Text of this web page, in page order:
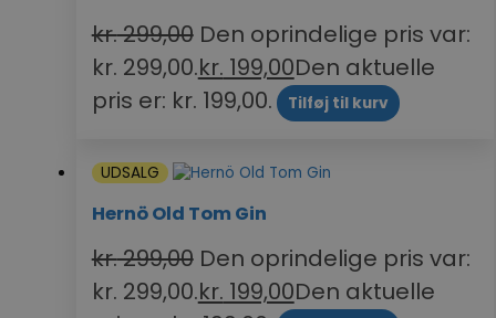
kr.299,00 Den oprindelige pris var:
kr. 299,00.kr. 199,00Den aktuelle
pris er: kr. 199,00.
Tilføj til kurv
UDSALG
Hernö Old Tom Gin
kr.299,00 Den oprindelige pris var:
kr. 299,00.kr. 199,00Den aktuelle